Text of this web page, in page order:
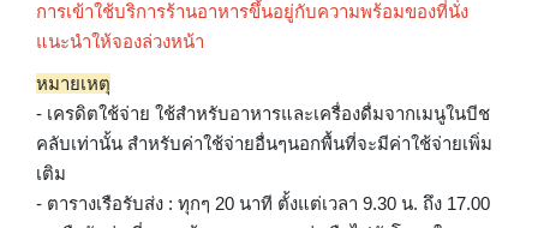
การเข้าใช้บริการร้านอาหารขึ้นอยู่กับความพร้อมของที่นั่ง
แนะนำให้จองล่วงหน้า
หมายเหตุ
- เครดิตใช้จ่าย ใช้สำหรับอาหารและเครื่องดื่มจากเมนูในบีช
คลับเท่านั้น สำหรับค่าใช้จ่ายอื่นๆนอกพื้นที่จะมีค่าใช้จ่ายเพิ่ม
เติม
- ตารางเรือรับส่ง : ทุกๆ 20 นาที ตั้งแต่เวลา 9.30 น. ถึง 17.00